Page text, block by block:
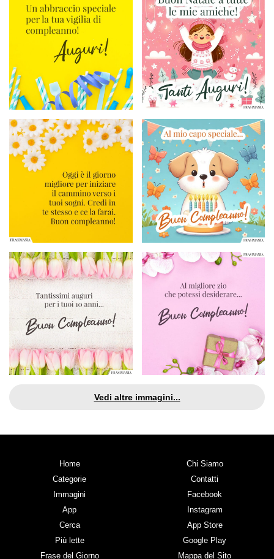
Vedi altre immagini...
Home
Categorie
Immagini
App
Cerca
Più lette
Frase del Giorno
Chi Siamo
Contatti
Facebook
Instagram
App Store
Google Play
Mappa del Sito